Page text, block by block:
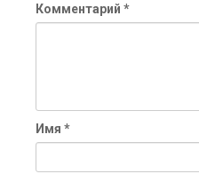
Комментарий *
Имя *